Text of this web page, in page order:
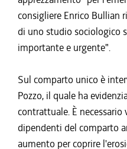
consigliere Enrico Bullian
di uno studio sociologico
importante e urgente".
Sul comparto unico è
Pozzo, il quale ha
contrattuale. È necessario
dipendenti del comparto
aumento per coprire